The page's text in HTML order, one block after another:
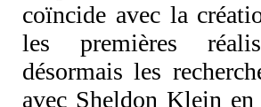
coïncide avec la
les premières
désormais les
avec Sheldon Klein